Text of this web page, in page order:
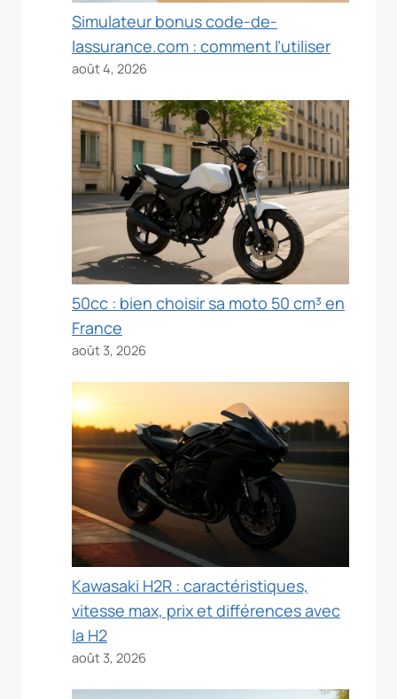
Simulateur bonus code-de-
lassurance.com : comment l’utiliser
août 4, 2026
50cc : bien choisir sa moto 50 cm³ en
France
août 3, 2026
Kawasaki H2R : caractéristiques,
vitesse max, prix et différences avec
la H2
août 3, 2026